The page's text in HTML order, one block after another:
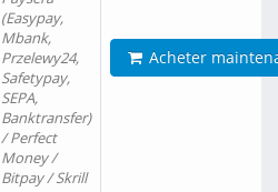
(Easypay,
Mbank,
Przelewy24,
Safetypay,
SEPA,
Banktransfer)
/ Perfect
Money /
Bitpay / Skrill
Acheter